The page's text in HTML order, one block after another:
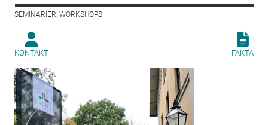
SEMINARIER, WORKSHOPS |
KONTAKT FAKTA